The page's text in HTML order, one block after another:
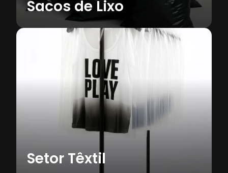
Sacos de Lixo
Setor Têxtil
Faixa de Sinalização
Produzidas em rolos plásticos, ideais para
demarcar áreas e indicar risco com alta
visibilidade.